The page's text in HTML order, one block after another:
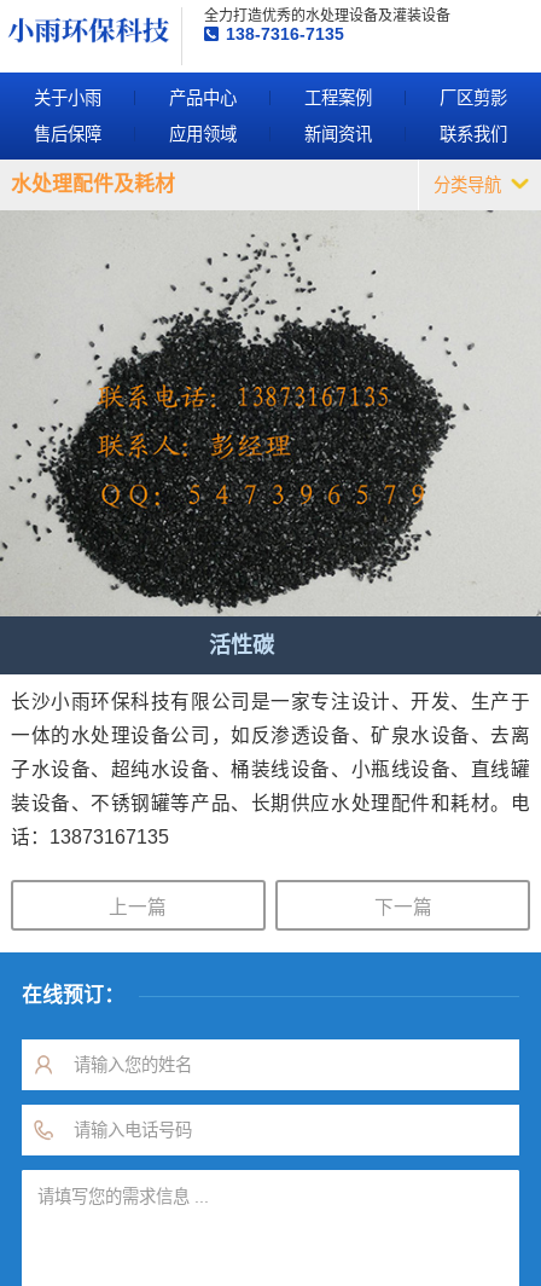
全力打造优秀的水处理设备及灌装设备
138-7316-7135
关于小雨 产品中心 工程案例
厂区剪影
售后保障
应用领域 新闻资讯 联系我们
水处理配件及耗材 分类导航
活性碳
长沙小雨环保科技有限公司是一家专注设计、开发、生产于
一体的水处理设备公司，如反渗透设备、矿泉水设备、去离
子水设备、超纯水设备、桶装线设备、小瓶线设备、直线罐
装设备、不锈钢罐等产品、长期供应水处理配件和耗材。电
话：13873167135
上一篇 下一篇
在线预订：